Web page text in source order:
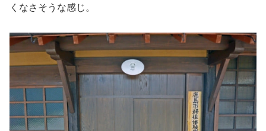
くなさそうな感じ。